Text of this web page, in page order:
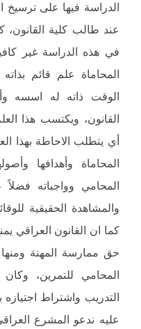
الدراسة فيها على ترسيخ
عند طالب كلية القانون،
في هذه الدراسة غير
المحاماة علم قائم
الوقت ذاته له اسسه
القانون، ويكتسب هذا
أي يتطلب الاحاطة بهذا
المحاماة وأهدافها
المحامي وواجباته فضلاً
والمشاهدة الحقيقية
كما ان القانون العراقي
حق ممارسة المهنة
المحامي للتمرين،
التدريب واشتراط